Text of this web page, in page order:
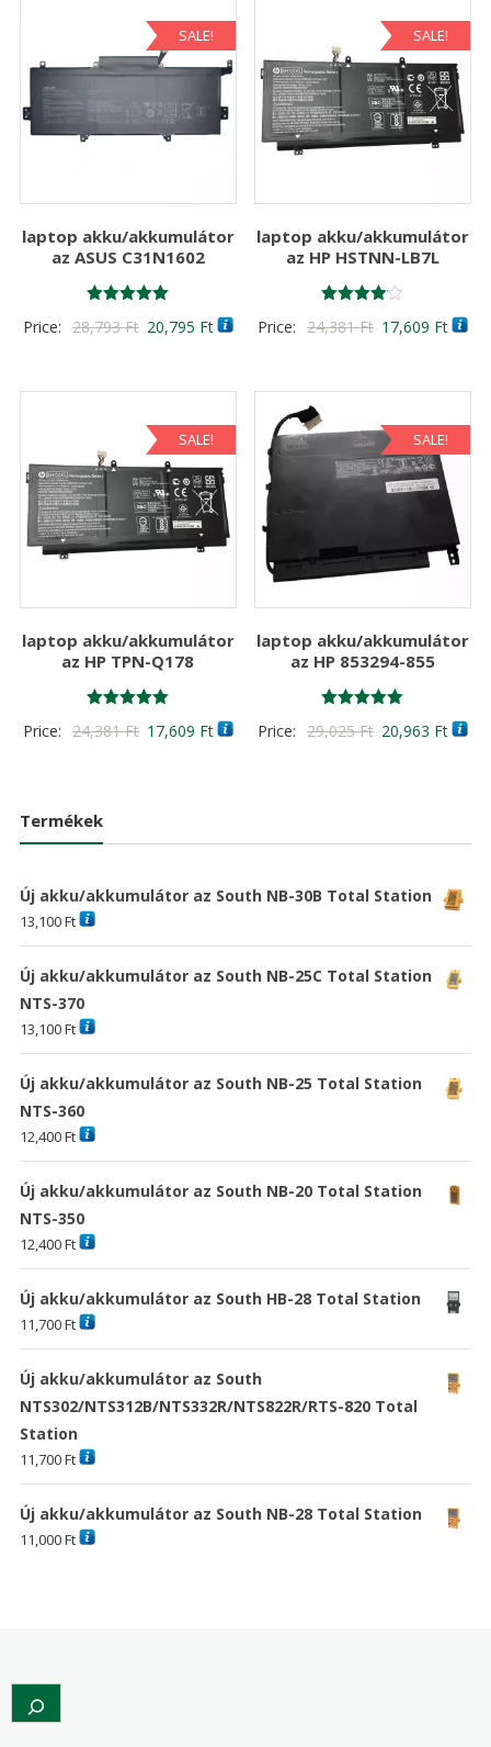
SALE!
laptop akku/akkumulátor
az ASUS C31N1602
5.00
Price: 28,793Ft Original
20,795 FtCurrent
SALE!
laptop akku/akkumulátor
az HP HSTNN-LB7L
4.00
Price: 24,381Ft Original
17,609 Ft
SALE!
laptop akku/akkumulátor
az HP TPN-Q178
5.00
Price: 24,381Ft Original
17,609 FtCurrent
SALE!
laptop akku/akkumulátor
az HP 853294-855
5.00
Price: 29,025Ft Original
20,963 Ft
Termékek
Új akku/akkumulátor az South NB-30B Total Station
13,100Ft
Új akku/akkumulátor az South NB-25C Total Station
NTS-370
13,100Ft
Új akku/akkumulátor az South NB-25 Total Station
NTS-360
12,400Ft
Új akku/akkumulátor az South NB-20 Total Station
NTS-350
12,400Ft
Új akku/akkumulátor az South HB-28 Total Station
11,700Ft
Új akku/akkumulátor az South
NTS302/NTS312B/NTS332R/NTS822R/RTS-820 Total
Station
11,700Ft
Új akku/akkumulátor az South NB-28 Total Station
11,000Ft
Search